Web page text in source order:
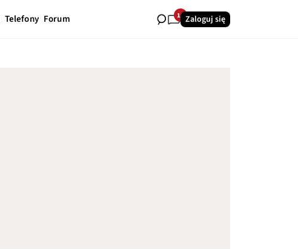
Telefony Forum 16Zaloguj się